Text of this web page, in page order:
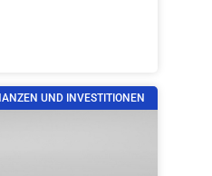
UND INVESTITIONEN